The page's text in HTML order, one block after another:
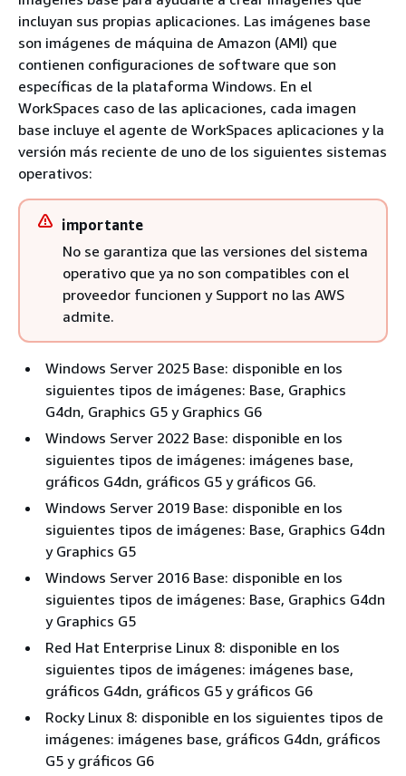
incluyan sus propias aplicaciones. Las imágenes base
son imágenes de máquina de Amazon (AMI) que
contienen configuraciones de software que son
específicas de la plataforma Windows. En el
WorkSpaces caso de las aplicaciones, cada imagen
base incluye el agente de WorkSpaces aplicaciones y la
versión más reciente de uno de los siguientes sistemas
operativos:
importante
No se garantiza que las versiones del sistema
operativo que ya no son compatibles con el
proveedor funcionen y Support no las AWS
admite.
Windows Server 2025 Base: disponible en los
siguientes tipos de imágenes: Base, Graphics
G4dn, Graphics G5 y Graphics G6
Windows Server 2022 Base: disponible en los
siguientes tipos de imágenes: imágenes base,
gráficos G4dn, gráficos G5 y gráficos G6.
Windows Server 2019 Base: disponible en los
siguientes tipos de imágenes: Base, Graphics G4dn
y Graphics G5
Windows Server 2016 Base: disponible en los
siguientes tipos de imágenes: Base, Graphics G4dn
y Graphics G5
Red Hat Enterprise Linux 8: disponible en los
siguientes tipos de imágenes: imágenes base,
gráficos G4dn, gráficos G5 y gráficos G6
Rocky Linux 8: disponible en los siguientes tipos de
imágenes: imágenes base, gráficos G4dn, gráficos
G5 y gráficos G6